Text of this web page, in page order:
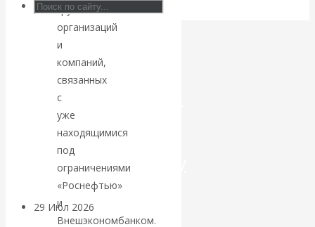
Искусственный
интеллект —
революционный
переход к
посткапитализму
29 Июл 2026
финансовая олигархия
группа
организаций
и
компаний,
связанных
с
уже
находящимися
под
ограничениями
«Роснефтью»
и
Внешэкономбанком.